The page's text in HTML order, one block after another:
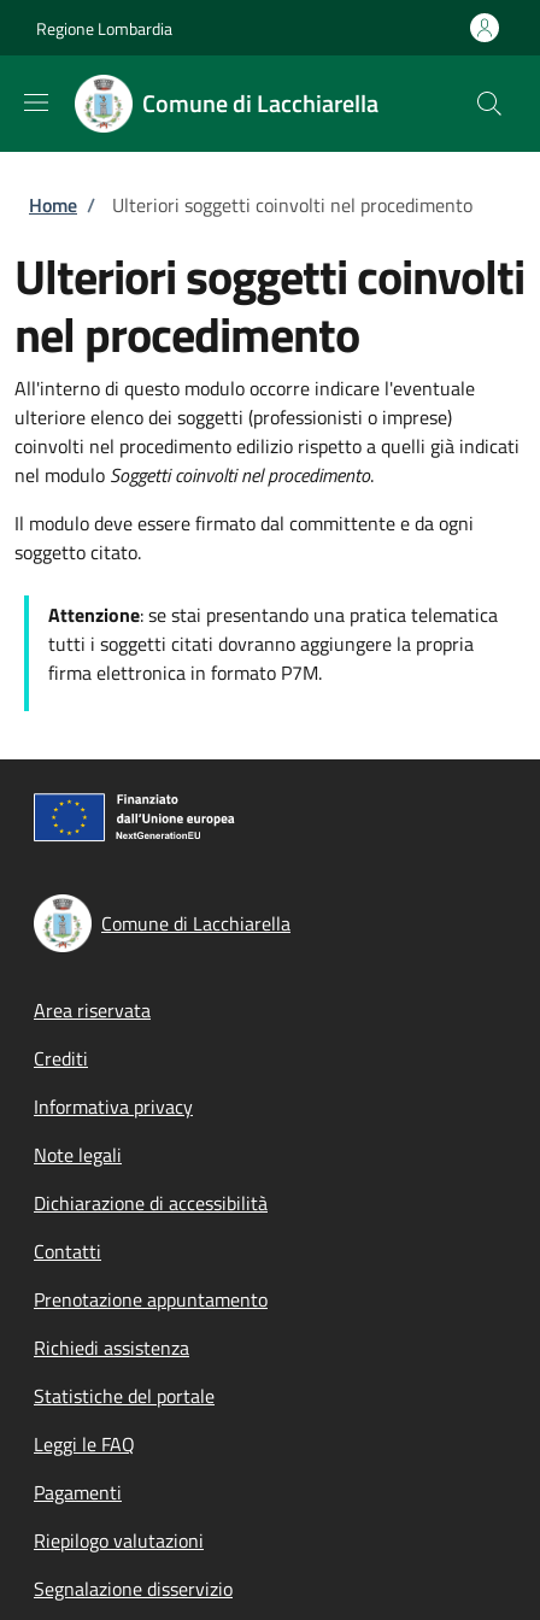
Regione Lombardia
Comune di Lacchiarella
Briciole di pane
Home / Ulteriori soggetti coinvolti nel procedimento
Ulteriori soggetti coinvolti
nel procedimento
All'interno di questo modulo occorre indicare l'eventuale
ulteriore elenco dei soggetti (professionisti o imprese)
coinvolti nel procedimento edilizio rispetto a quelli già indicati
nel modulo Soggetti coinvolti nel procedimento.
Il modulo deve essere firmato dal committente e da ogni
soggetto citato.
Attenzione: se stai presentando una pratica telematica
tutti i soggetti citati dovranno aggiungere la propria
firma elettronica in formato P7M.
Comune di Lacchiarella
Footer menu
Area riservata
Crediti
Informativa privacy
Note legali
Dichiarazione di accessibilità
Contatti
Prenotazione appuntamento
Richiedi assistenza
Statistiche del portale
Leggi le FAQ
Pagamenti
Riepilogo valutazioni
Segnalazione disservizio